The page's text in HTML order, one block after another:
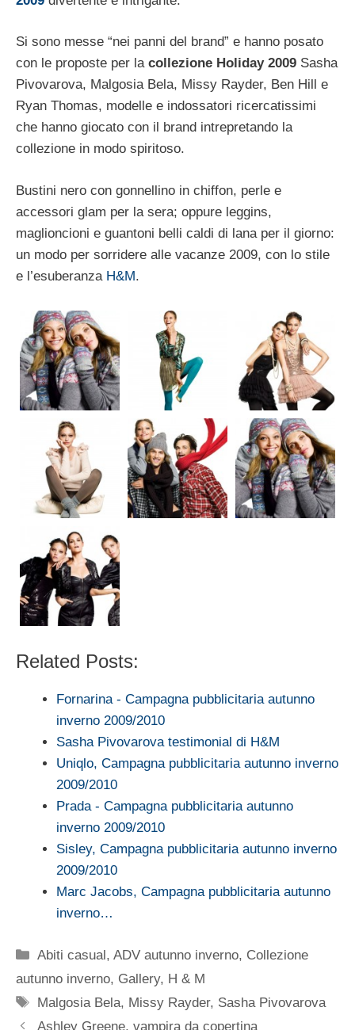
Si sono messe “nei panni del brand” e hanno posato
con le proposte per la collezione Holiday 2009 Sasha
Pivovarova, Malgosia Bela, Missy Rayder, Ben Hill e
Ryan Thomas, modelle e indossatori ricercatissimi
che hanno giocato con il brand intrepretando la
collezione in modo spiritoso.
Bustini nero con gonnellino in chiffon, perle e
accessori glam per la sera; oppure leggins,
maglioncioni e guantoni belli caldi di lana per il giorno:
un modo per sorridere alle vacanze 2009, con lo stile
e l’esuberanza H&M.
Related Posts:
Fornarina - Campagna pubblicitaria autunno
inverno 2009/2010
Sasha Pivovarova testimonial di H&M
Uniqlo, Campagna pubblicitaria autunno inverno
2009/2010
Prada - Campagna pubblicitaria autunno
inverno 2009/2010
Sisley, Campagna pubblicitaria autunno inverno
2009/2010
Marc Jacobs, Campagna pubblicitaria autunno
inverno…
Categorie
Abiti casual ,ADV autunno inverno, Collezione
autunno inverno, Gallery, H & M
Tag
Malgosia Bela, Missy Rayder, Sasha Pivovarova
Ashley Greene, vampira da copertina